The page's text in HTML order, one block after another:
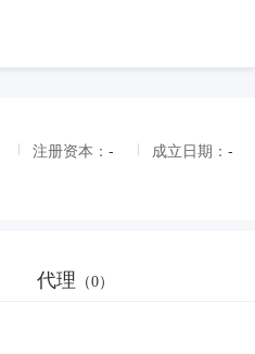
注册资本： - 成立日期： -
代理 （0）